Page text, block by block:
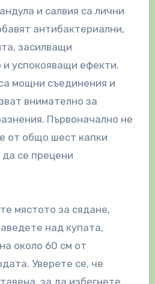
и салвия са лични
антибактериални,
засилващи
успокояващи ефекти.
мощни съединения и
внимателно за
Първоначално не
от общо шест капки
се прецени
мястото за сядане,
над купата,
около 60 см от
Уверете се, че